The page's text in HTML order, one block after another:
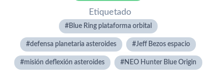
Etiquetado
Blue Ring plataforma orbital
defensa planetaria asteroides Jeff Bezos espacio
misión deflexión asteroides NEO Hunter Blue Origin